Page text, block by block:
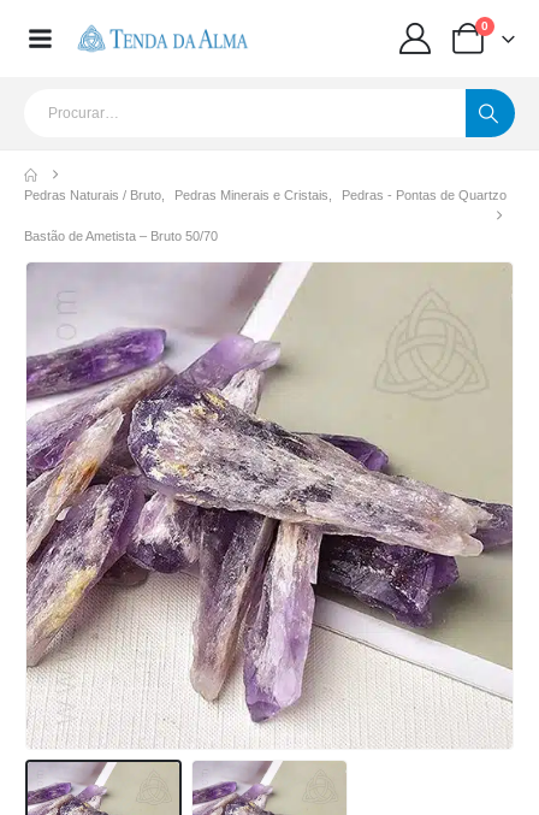
0
Pedras Naturais / Bruto Pedras Minerais e Cristais Pedras - Pontas de Quartzo
Bastão de Ametista – Bruto 50/70